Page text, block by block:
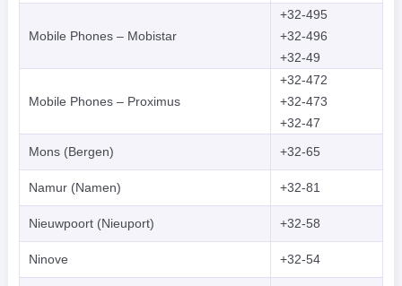
Mobile Phones – Mobistar
+32-495
+32-496
+32-49
Mobile Phones – Proximus
+32-472
+32-473
+32-47
Mons (Bergen)
+32-65
Namur (Namen) +32-81
Nieuwpoort (Nieuport) +32-58
Ninove +32-54